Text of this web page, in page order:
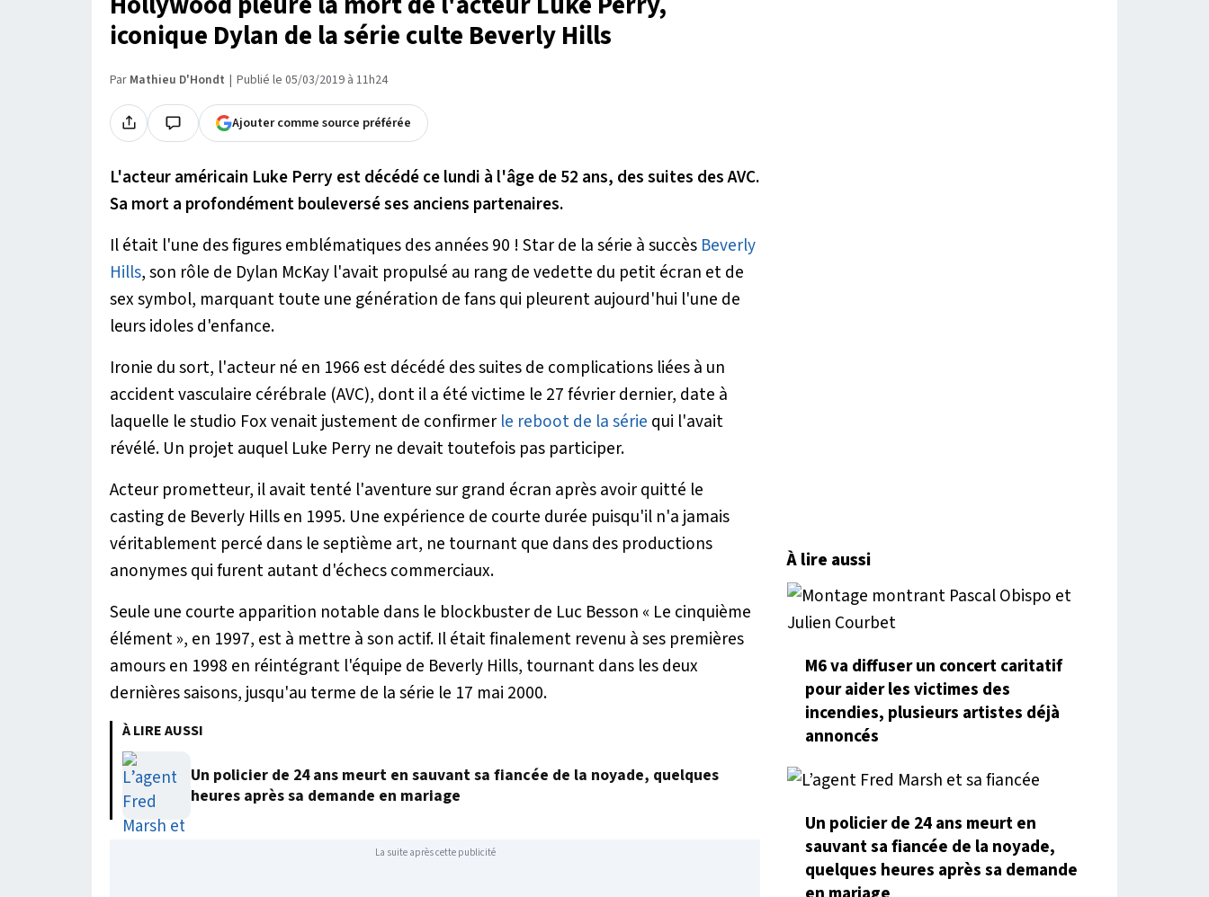
iconique Dylan de la série culte Beverly Hills
Par Mathieu D'Hondt Publié le 05/03/2019 à 11h24
Ajouter comme source préférée
L'acteur américain Luke Perry est décédé ce lundi à l'âge de 52 ans, des suites des AVC.
Sa mort a profondément bouleversé ses anciens partenaires.
Il était l'une des figures emblématiques des années 90 ! Star de la série à succès Beverly
Hills, son rôle de Dylan McKay l'avait propulsé au rang de vedette du petit écran et de
sex symbol, marquant toute une génération de fans qui pleurent aujourd'hui l'une de
leurs idoles d'enfance.
Ironie du sort, l'acteur né en 1966 est décédé des suites de complications liées à un
accident vasculaire cérébrale (AVC), dont il a été victime le 27 février dernier, date à
laquelle le studio Fox venait justement de confirmer le reboot de la série qui l'avait
révélé. Un projet auquel Luke Perry ne devait toutefois pas participer.
Acteur prometteur, il avait tenté l'aventure sur grand écran après avoir quitté le
casting de Beverly Hills en 1995. Une expérience de courte durée puisqu'il n'a jamais
véritablement percé dans le septième art, ne tournant que dans des productions
anonymes qui furent autant d'échecs commerciaux.
Seule une courte apparition notable dans le blockbuster de Luc Besson « Le cinquième
élément », en 1997, est à mettre à son actif. Il était finalement revenu à ses premières
amours en 1998 en réintégrant l'équipe de Beverly Hills, tournant dans les deux
dernières saisons, jusqu'au terme de la série le 17 mai 2000.
À LIRE AUSSI
Un policier de 24 ans meurt en sauvant sa fiancée de la noyade, quelques
heures après sa demande en mariage
La suite après cette publicité
À lire aussi
M6 va diffuser un concert caritatif
pour aider les victimes des
incendies, plusieurs artistes déjà
annoncés
Un policier de 24 ans meurt en
sauvant sa fiancée de la noyade,
quelques heures après sa demande